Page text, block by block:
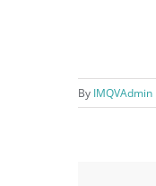
By IMQVAdmin